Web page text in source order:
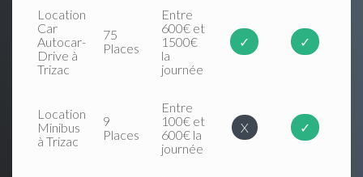
Location
Car
Autocar-
Drive à
Trizac
75
Places
Entre
600€ et
1500€
la
journée
✓ ✓
Location
Minibus
à Trizac
9
Places
Entre
100€ et
600€ la
journée
X ✓